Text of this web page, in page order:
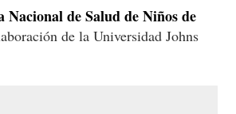
de Salud de Niños de
de la Universidad Johns